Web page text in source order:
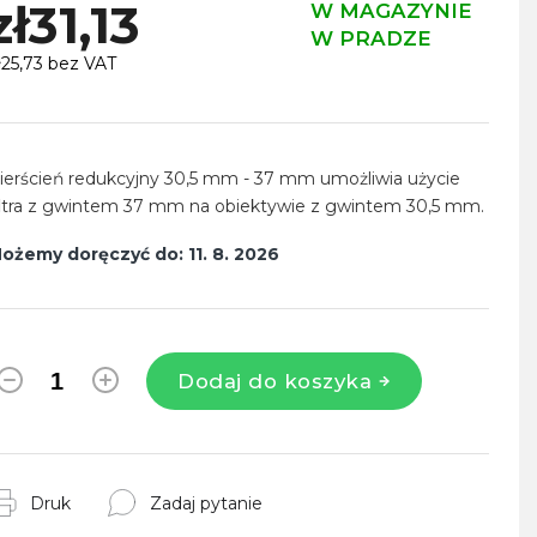
W MAGAZYNIE
W PRADZE
bez VAT
doręczyć do: 11. 8. 2026
Dodaj do koszyka
redukcyjny 30,5 mm - 37 mm umożliwia użycie
z gwintem 37 mm na obiektywie z gwintem 30,5 mm.
Druk Zadaj pytanie